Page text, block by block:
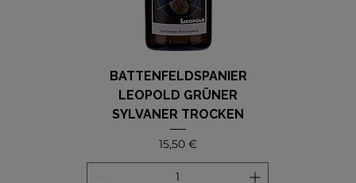
BATTENFELDSPANIER
LEOPOLD GRÜNER
SYLVANER TROCKEN
Precio
15,50 €